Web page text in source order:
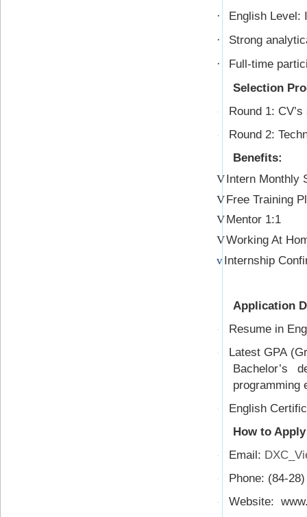
· English Level:
· Strong
·
Full-time
Selection
· Round 1:
·
Round 2:
Benefits:
VIntern Monthly
VFree Training
VMentor 1:1
VWorking At
vInternship
Application
· Resume in
·
Latest GPA
Bachelor’s
programming
·
English
How to
· Email:
· Phone: (84-
· Website: